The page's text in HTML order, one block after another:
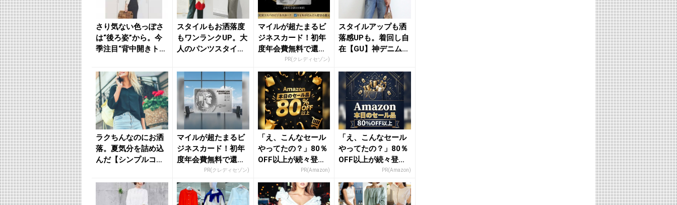
さり気ない色っぽさ
は“後ろ姿”から。今
季注目“背中開きトッ
✔...
スタイルもお洒落度
もワンランクUP。大
人のパンツスタイル
択で...
マイルが超たまるビ
ジネスカード！初年
度年会費無料で還元
率最大1.125%PR(クレディセゾン)
スタイルアップも洒
落感UPも。着回し自
在【GU】神デニムで
カ...
ラクちんなのにお洒
落。夏気分を詰め込
んだ【シンプルコー
ツがお手...
マイルが超たまるビ
ジネスカード！初年
度年会費無料で還元
率最大1.125%PR(クレディセゾン)
「え、こんなセール
やってたの？」80％
OFF以上が続々登
場！Amazonの本気
が...
PR(Amazon)
「え、こんなセール
やってたの？」80％
OFF以上が続々登
場！Amazonの本気
が...
PR(Amazon)